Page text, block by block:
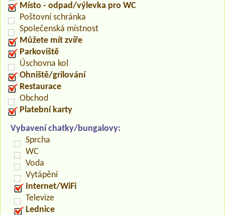
Místo - odpad/výlevka pro WC
Poštovní schránka
Společenská místnost
Můžete mít zvíře
Parkoviště
Úschovna kol
Ohniště/grilování
Restaurace
Obchod
Platební karty
Vybavení chatky/bungalovy:
Sprcha
WC
Voda
Vytápění
Internet/WiFi
Televize
Lednice